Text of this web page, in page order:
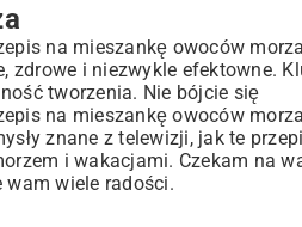
na mieszankę owoców
zdrowe i niezwykle efektowne.
tworzenia. Nie bójcie się
na mieszankę owoców
znane z telewizji, jak te
i wakacjami. Czekam na
wam wiele radości.